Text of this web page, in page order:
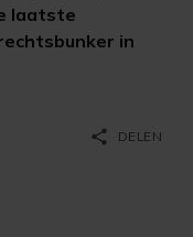
laatste
in
share DELEN